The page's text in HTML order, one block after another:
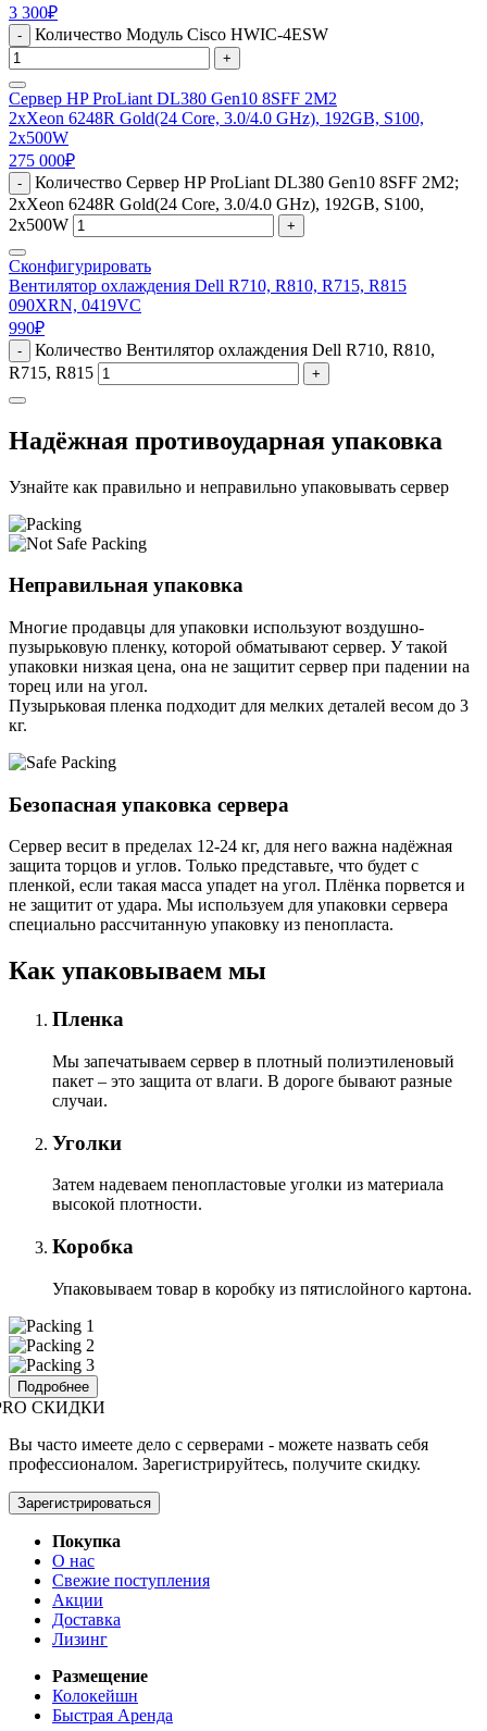
3 300₽
- Количество Модуль Cisco HWIC-4ESW
+
Сервер HP ProLiant DL380 Gen10 8SFF 2M2
2xXeon 6248R Gold(24 Core, 3.0/4.0 GHz), 192GB, S100,
2x500W
275 000₽
-
Количество Сервер HP ProLiant DL380 Gen10 8SFF 2M2;
2xXeon 6248R Gold(24 Core, 3.0/4.0 GHz), 192GB, S100,
2x500W
+
Сконфигурировать
Вентилятор охлаждения Dell R710, R810, R715, R815
090XRN, 0419VC
990₽
-
Количество Вентилятор охлаждения Dell R710, R810,
R715, R815
+
Надёжная противоударная упаковка
Узнайте как правильно и неправильно упаковывать сервер
Неправильная упаковка
Многие продавцы для упаковки используют воздушно-
пузырьковую пленку, которой обматывают сервер. У такой
упаковки низкая цена, она не защитит сервер при падении на
торец или на угол.
Пузырьковая пленка подходит для мелких деталей весом до 3
кг.
Безопасная упаковка сервера
Сервер весит в пределах 12-24 кг, для него важна надёжная
защита торцов и углов. Только представьте, что будет с
пленкой, если такая масса упадет на угол. Плёнка порвется и
не защитит от удара. Мы используем для упаковки сервера
специально расcчитанную упаковку из пенопласта.
Как упаковываем мы
Пленка
Мы запечатываем сервер в плотный полиэтиленовый
пакет – это защита от влаги. В дороге бывают разные
случаи.
Уголки
Затем надеваем пенопластовые уголки из материала
высокой плотности.
Коробка
Упаковываем товар в коробку из пятислойного картона.
Подробнее
СКИДКИ
Вы часто имеете дело с серверами - можете назвать себя
профессионалом. Зарегистрируйтесь, получите скидку.
Зарегистрироваться
Покупка
О нас
Свежие поступления
Акции
Доставка
Лизинг
Размещение
Колокейшн
Быстрая Аренда